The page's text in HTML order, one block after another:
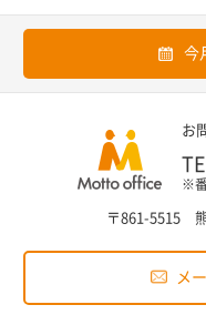
今
お
※番
〒861-5515
メ